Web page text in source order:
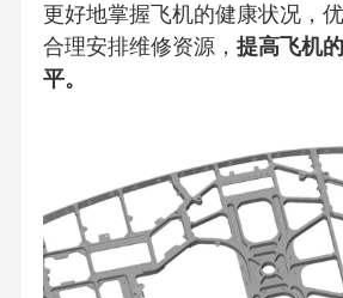
更好地掌握飞机的健康状况，
合理安排维修资源，提高飞机
平。